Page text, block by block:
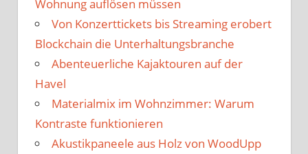
Wohnung auflösen müssen
Von Konzerttickets bis Streaming erobert
Blockchain die Unterhaltungsbranche
Abenteuerliche Kajaktouren auf der
Havel
Materialmix im Wohnzimmer: Warum
Kontraste funktionieren
Akustikpaneele aus Holz von WoodUpp